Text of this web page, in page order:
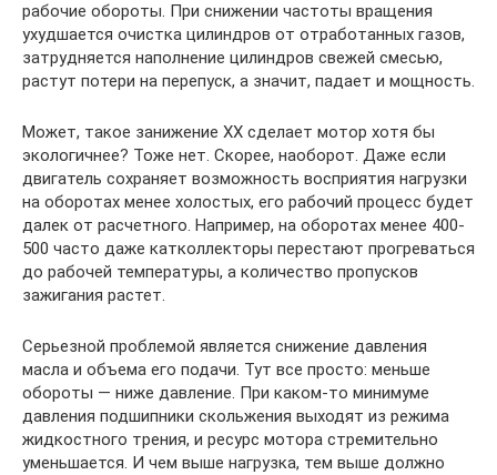
рабочие обороты. При снижении частоты вращения
ухудшается очистка цилиндров от отработанных газов,
затрудняется наполнение цилиндров свежей смесью,
растут потери на перепуск, а значит, падает и мощность.
Может, такое занижение ХХ сделает мотор хотя бы
экологичнее? Тоже нет. Скорее, наоборот. Даже если
двигатель сохраняет возможность восприятия нагрузки
на оборотах менее холостых, его рабочий процесс будет
далек от расчетного. Например, на оборотах менее 400-
500 часто даже катколлекторы перестают прогреваться
до рабочей температуры, а количество пропусков
зажигания растет.
Серьезной проблемой является снижение давления
масла и объема его подачи. Тут все просто: меньше
обороты — ниже давление. При каком-то минимуме
давления подшипники скольжения выходят из режима
жидкостного трения, и ресурс мотора стремительно
уменьшается. И чем выше нагрузка, тем выше должно